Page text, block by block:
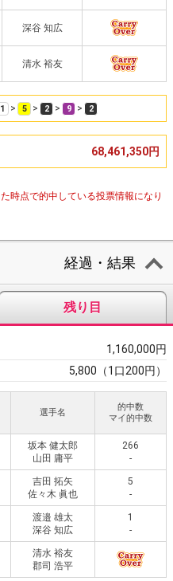
深谷 知広
清水 裕友
1 > 5 > 2 > 9 > 2
68,461,350円
時点で的中している投票情報になり
経過・結果
残り目
1,160,000円
5,800（1口200円）
選手名
的中数
マイ的中数
坂本 健太郎
山田 庸平
266
-
吉田 拓矢
佐々木 眞也
5
-
渡邉 雄太
深谷 知広
1
-
清水 裕友
郡司 浩平